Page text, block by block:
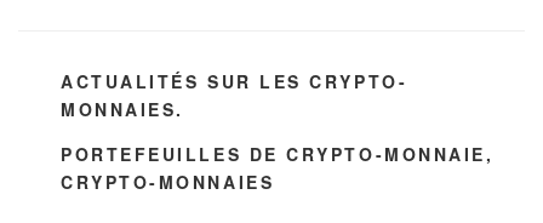
CATÉGORIES
ACTUALITÉS SUR LES CRYPTO-
MONNAIES.
ÉTIQUETTES
PORTEFEUILLES DE CRYPTO-MONNAIE ,
CRYPTO-MONNAIES